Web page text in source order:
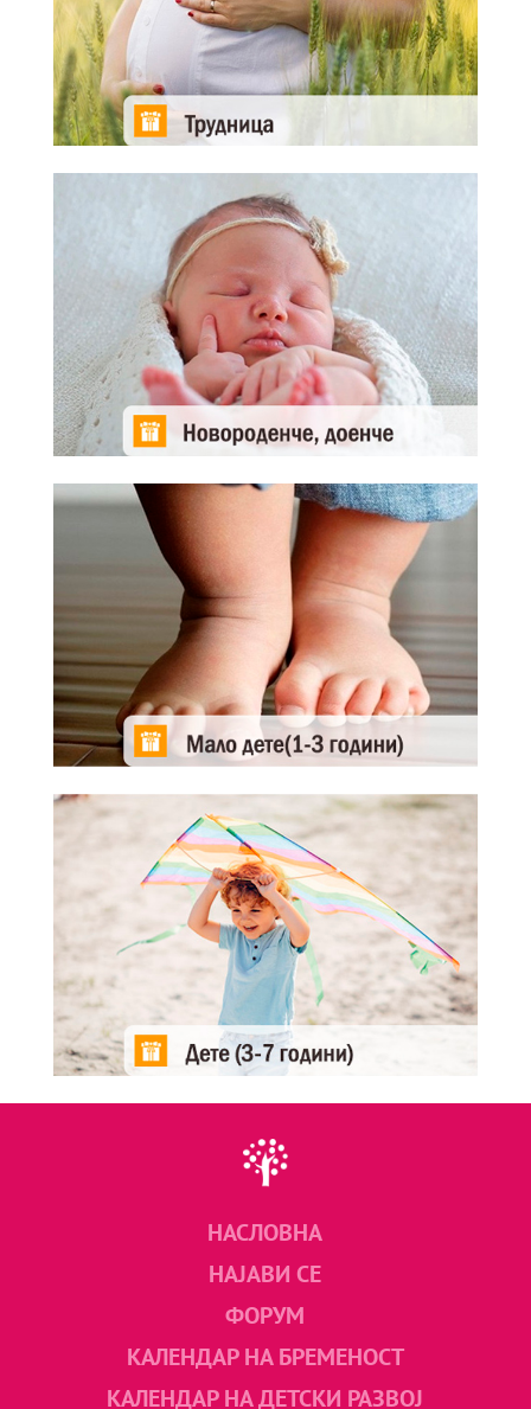
НАСЛОВНА
НАЈАВИ СЕ
ФОРУМ
КАЛЕНДАР НА БРЕМЕНОСТ
КАЛЕНДАР НА ДЕТСКИ РАЗВОЈ